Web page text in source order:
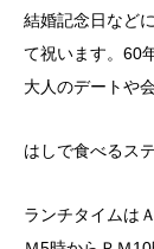
結婚記念日など
て祝います。60
大人のデートや
はしで食べるス
ランチタイムは